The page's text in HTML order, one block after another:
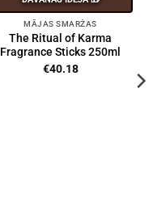
MĀJAS SMARŽAS
The Ritual of Karma
Fragrance Sticks 250ml
€40.18